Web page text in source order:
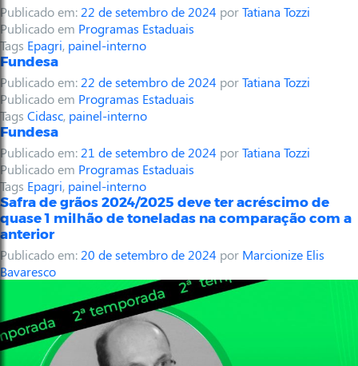
Publicado em: 22 de setembro de 2024 porTatiana Tozzi
Publicado em Programas Estaduais
Tags Epagri, painel-interno
Fundesa
Publicado em: 22 de setembro de 2024 porTatiana Tozzi
Publicado em Programas Estaduais
Tags Cidasc, painel-interno
Fundesa
Publicado em: 21 de setembro de 2024 porTatiana Tozzi
Publicado em Programas Estaduais
Tags Epagri, painel-interno
Safra de grãos 2024/2025 deve ter acréscimo de
quase 1 milhão de toneladas na comparação com a
anterior
Publicado em: 20 de setembro de 2024 por Marcionize Elis
Bavaresco